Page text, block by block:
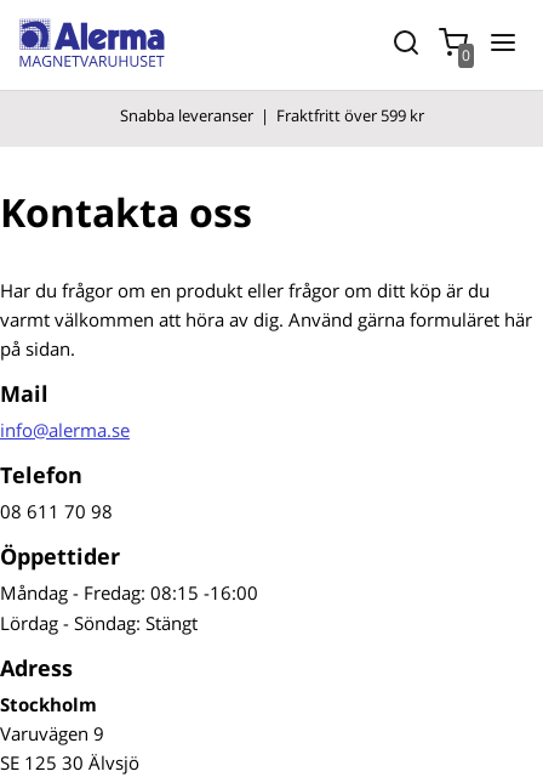
0
Snabba leveranser | Fraktfritt över 599 kr
Kontakta oss
Har du frågor om en produkt eller frågor om ditt köp är du
varmt välkommen att höra av dig. Använd gärna formuläret här
på sidan.
Mail
info@alerma.se
Telefon
08 611 70 98
Öppettider
Måndag - Fredag: 08:15 -16:00
Lördag - Söndag: Stängt
Adress
Stockholm
Varuvägen 9
SE 125 30 Älvsjö